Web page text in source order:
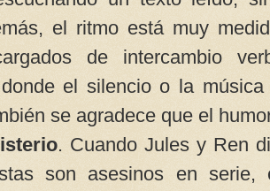
el ritmo está muy
de intercambio
el silencio o la
se agradece que el
. Cuando Jules y Ren
son asesinos en